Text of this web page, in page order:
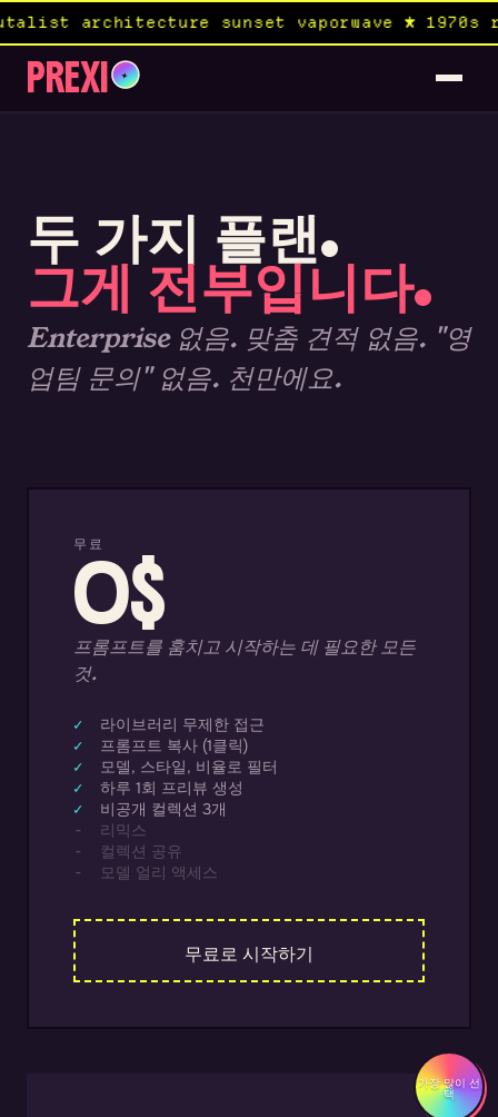
architecture sunset vaporwave ★
PREXI ✦
두 가지 플랜.
그게 전부입니다.
Enterprise 없음. 맞춤 견적 없음. "영
업팀 문의" 없음. 천만에요.
무료
0$
프롬프트를 훔치고 시작하는 데 필요한 모든
것.
라이브러리 무제한 접근
프롬프트 복사 (1클릭)
모델, 스타일, 비율로 필터
하루 1회 프리뷰 생성
비공개 컬렉션 3개
리믹스
컬렉션 공유
모델 얼리 액세스
무료로 시작하기
가장 많이 선
택